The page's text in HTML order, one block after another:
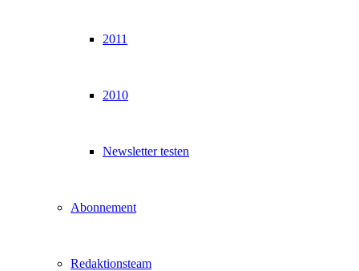
2011
2010
Newsletter testen
Abonnement
Redaktionsteam